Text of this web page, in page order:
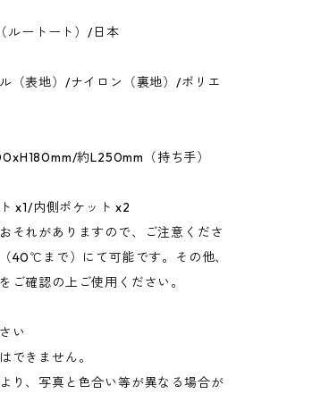
ルートート）/日本
（表地）/ナイロン（裏地）/ポリエ
約L250mm（持ち手）
x1/内側ポケット x2
それがありますので、ご注意くださ
40℃まで）にて可能です。その他、
ご確認の上ご使用ください。
い
できません。
り、写真と色合い等が異なる場合が